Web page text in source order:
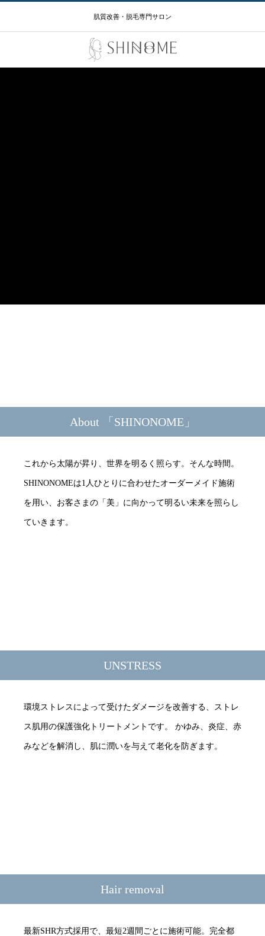
肌質改善・脱毛専門サロン
About 「SHINONOME」
これから太陽が昇り、世界を明るく照らす。そんな時間。
SHINONOMEは1人ひとりに合わせたオーダーメイド施術
を用い、お客さまの「美」に向かって明るい未来を照らし
ていきます。
UNSTRESS
環境ストレスによって受けたダメージを改善する、ストレ
ス肌用の保護強化トリートメントです。 かゆみ、炎症、赤
みなどを解消し、肌に潤いを与えて老化を防ぎます。
Hair removal
最新SHR方式採用で、最短2週間ごとに施術可能。完全都